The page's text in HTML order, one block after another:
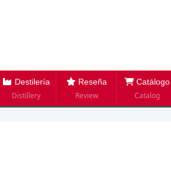
Destilería
Distillery
Reseña
Review
Catálogo
Catalog